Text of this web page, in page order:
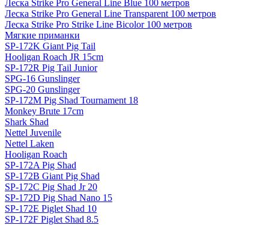
Леска Strike Pro General Line Blue 100 метров
Леска Strike Pro General Line Transparent 100 метров
Леска Strike Pro Strike Line Bicolor 100 метров
Мягкие приманки
SP-172K Giant Pig Tail
Hooligan Roach JR 15cm
SP-172R Pig Tail Junior
SPG-16 Gunslinger
SPG-20 Gunslinger
SP-172M Pig Shad Tournament 18
Monkey Brute 17cm
Shark Shad
Nettel Juvenile
Nettel Laken
Hooligan Roach
SP-172A Pig Shad
SP-172B Giant Pig Shad
SP-172C Pig Shad Jr 20
SP-172D Pig Shad Nano 15
SP-172E Piglet Shad 10
SP-172F Piglet Shad 8.5